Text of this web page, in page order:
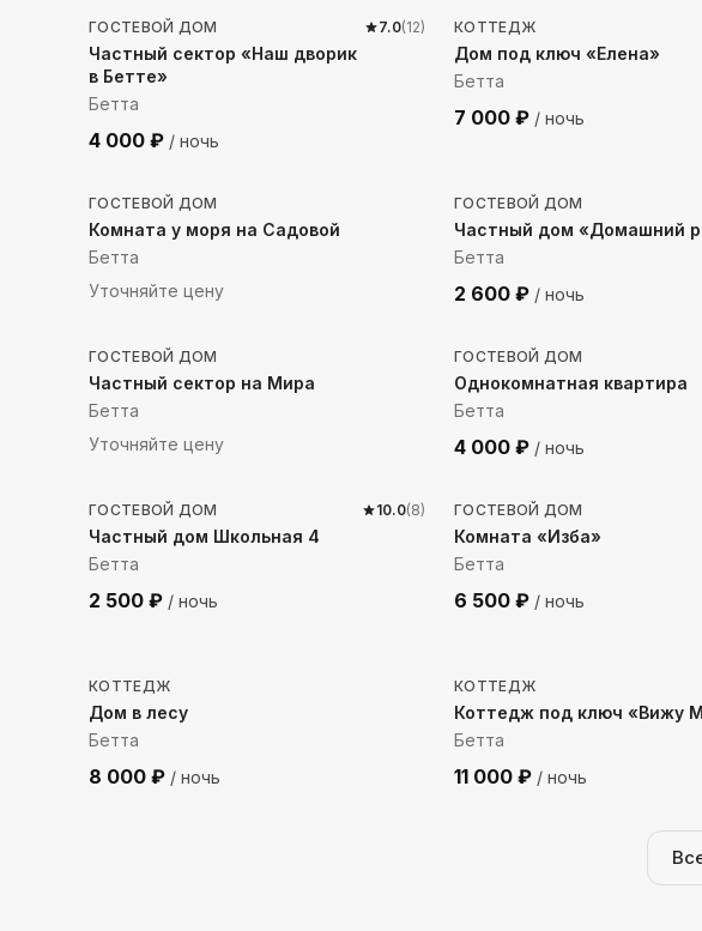
ГОСТЕВОЙ ДОМ 7.0(12)
Частный сектор «Наш дворик
в Бетте»
Бетта
4 000 ₽ / ночь
КОТТЕДЖ
Дом под ключ «Елена»
Бетта
7 000 ₽ / ночь
356м до моря
ГОСТЕВОЙ ДОМ
Комната у моря на Садовой
Бетта
Уточняйте цену
ГОСТЕВОЙ ДОМ
Частный дом «Домашний
Бетта
2 600 ₽ / ночь
м до моря
ГОСТЕВОЙ ДОМ
Частный сектор на Мира
Бетта
Уточняйте цену
453м до моря
ГОСТЕВОЙ ДОМ
Однокомнатная квартира
Бетта
4 000 ₽ / ночь
м до моря
ГОСТЕВОЙ ДОМ 10.0(8)
Частный дом Школьная 4
Бетта
2 500 ₽ / ночь
851 м до моря
ГОСТЕВОЙ ДОМ
Комната «Изба»
Бетта
6 500 ₽ / ночь
КОТТЕДЖ
Дом в лесу
Бетта
8 000 ₽ / ночь
КОТТЕДЖ
Коттедж под ключ «Вижу
Бетта
11 000 ₽ / ночь